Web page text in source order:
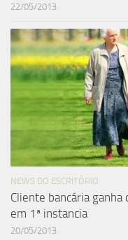
22/05/2013
NEWS DO ESCRITÓRIO
Cliente bancária
em 1ª instancia
20/05/2013